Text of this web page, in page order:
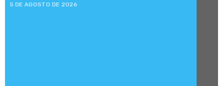
5 DE AGOSTO DE 2026